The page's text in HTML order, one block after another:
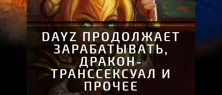
ПРОЧЕЕ
ИГРЫ ОТ НАШИХ
DAYZ ПРОДОЛЖАЕТ
ЗАРАБАТЫВАТЬ,
ДРАКОН-
ТРАНССЕКСУАЛ И
ПРОЧЕЕ